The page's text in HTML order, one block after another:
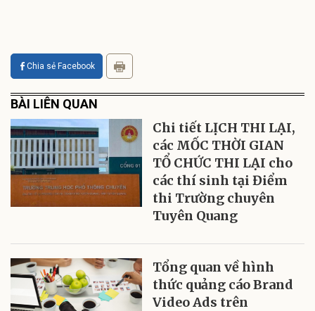
Chia sẻ Facebook
BÀI LIÊN QUAN
Chi tiết LỊCH THI LẠI,
các MỐC THỜI GIAN
TỔ CHỨC THI LẠI cho
các thí sinh tại Điểm
thi Trường chuyên
Tuyên Quang
Tổng quan về hình
thức quảng cáo Brand
Video Ads trên